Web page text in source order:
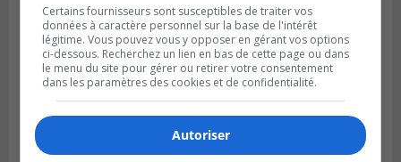
LONGUEUIL
Publié le 5 août 2026 à 08h38
Les Ducs s’inclinent 4‑3 face à ABC 16U
dans un match serré à Longueuil
Certains fournisseurs sont susceptibles de traiter vos
données à caractère personnel sur la base de l'intérêt
légitime. Vous pouvez vous y opposer en gérant vos options
ci-dessous. Recherchez un lien en bas de cette page ou dans
le menu du site pour gérer ou retirer votre consentement
dans les paramètres des cookies et de confidentialité.
Autoriser